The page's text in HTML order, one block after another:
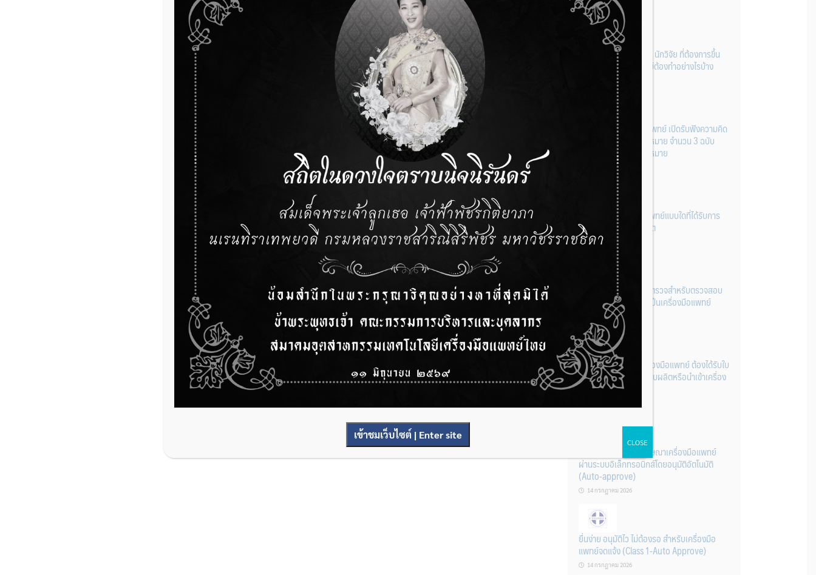
22 กรกฎาคม 2026
ผู้ประกอบการผลิต และ นักวิจัย ที่ต้องการขึ้น
ทะเบียนเครื่องมือแพทย์ต้องทำอย่างไรบ้าง
22 กรกฎาคม 2026
กองควบคุมเครื่องมือแพทย์ เปิดรับฟังความคิด
เห็นหลักการยกร่างกฎหมาย จำนวน 3 ฉบับ
ผ่านระบบกลางทางกฎหมาย
22 กรกฎาคม 2026
การโฆษณาเครื่องมือแพทย์แบบใดที่ได้รับการ
ยกเว้นไม่ต้องขออนุญาต
14 กรกฎาคม 2026
รู้หรือไม่? ผลิตภัณฑ์ชุดตรวจสําหรับตรวจสอบ
การปนเปื้อนแบบใดจัดเป็นเครื่องมือแพทย์
14 กรกฎาคม 2026
การนำเข้าหรือผลิตเครื่องมือแพทย์ ต้องได้รับใบ
จดทะเบียนสถานประกอบผลิตหรือนำเข้าเครื่อง
มือแพทย์ก่อนเท่านั้น
ระบบการขออนุญาตโฆษณาเครื่องมือแพทย์
ผ่านระบบอิเล็กทรอนิกส์โดยอนุมัติอัตโนมัติ
(Auto-approve)
14 กรกฎาคม 2026
ยื่นง่าย อนุมัติไว ไม่ต้องรอ สำหรับเครื่องมือ
แพทย์จดแจ้ง (Class 1-Auto Approve)
14 กรกฎาคม 2026
เข้าชมเว็บไซต์ | Enter site
CLOSE